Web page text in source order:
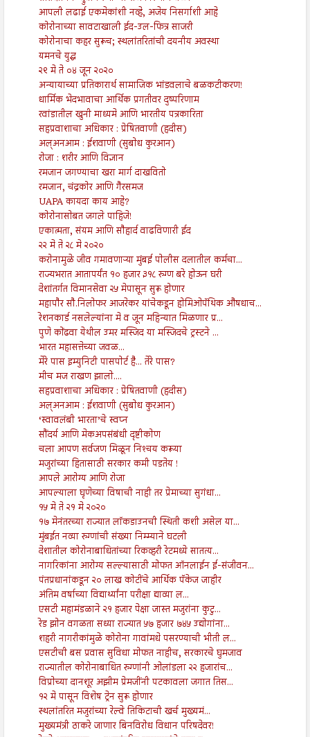
आपली लढाई एकमेकांशी नव्हे, अजेय निसर्गाशी आहे
कोरोनाच्या सावटाखाली ईद-उल-फित्र साजरी
कोरोनाचा कहर सुरूच; स्थलांतरितांची दयनीय अवस्था
यमनचे युद्ध
२९ मे ते ०४ जून २०२०
अन्यायाच्या प्रतिकारार्थ सामाजिक भांडवलाचे बळकटीकरण!
धार्मिक भेदभावाचा आर्थिक प्रगतीवर दुष्परिणाम
रवांडातील खुनी माध्यमे आणि भारतीय पत्रकारिता
सहप्रवाशाचा अधिकार : प्रेषितवाणी (हदीस)
अल्अनआम : ईशवाणी (सुबोध कुरआन)
रोजा : शरीर आणि विज्ञान
रमजान जगण्याचा खरा मार्ग दाखवितो
रमजान, चंद्रकोर आणि गैरसमज
UAPA कायदा काय आहे?
कोरोनासोबत जगले पाहिजे!
एकात्मता, संयम आणि सौहार्द वाढविणारी ईद
२२ मे ते २८ मे २०२०
करोनामुळे जीव गमावणाऱ्या मुंबई पोलीस दलातील कर्मचा...
राज्यभरात आतापर्यंत १० हजार ३१८ रुग्ण बरे होऊन घरी
देशांतर्गत विमानसेवा २५ मेपासून सुरू होणार
महापौर सौ.निलोफर आजरेकर यांचेकडून होमिओपॅथिक औषधाच...
रेशनकार्ड नसलेल्यांना मे व जून महिन्यात मिळणार प्र...
पुणे कोंढवा येथील उमर मस्जिद या मस्जिदचे ट्रस्टने ...
भारत महासत्तेच्या जवळ...
मेरे पास इम्युनिटी पासपोर्ट है... तेरे पास?
मीच मज राखण झालो....
सहप्रवाशाचा अधिकार : प्रेषितवाणी (हदीस)
अल्अनआम : ईशवाणी (सुबोध कुरआन)
‘स्वावलंबी भारता’चे स्वप्न
सौंदर्य आणि मेकअपसंबंधी दृष्टीकोण
चला आपण सर्वजण मिळून निश्‍चय करूया
मजुरांच्या हितासाठी सरकार कमी पडतेय !
आपले आरोग्य आणि रोजा
आपल्याला घृणेच्या विषाची नाही तर प्रेमाच्या सुगंधा...
१५ मे ते २१ मे २०२०
१७ मेनंतरच्या राज्यात लॉकडाउनची स्थिती कशी असेल या...
मुंबईत नव्या रुग्णांची संख्या निम्म्याने घटली
देशातील कोरोनाबाधितांच्या रिकव्हरी रेटमध्ये सातत्य...
नागरिकांना आरोग्य सल्ल्यासाठी मोफत ऑनलाईन ई-संजीवन...
पंतप्रधानांकडून २० लाख कोटींचे आर्थिक पॅकेज जाहीर
अंतिम वर्षाच्या विद्यार्थ्यांना परीक्षा द्याव्या ल...
एसटी महामंडळाने २१ हजार पेक्षा जास्त मजुरांना कुटु...
रेड झोन वगळता सध्या राज्यात ५७ हजार ७४५ उद्योगांना...
शहरी नागरीकांमुळे कोरोना गावांमधे पसरण्याची भीती ल...
एसटीची बस प्रवास सुविधा मोफत नाहीच, सरकारचे घुमजाव
राज्यातील कोरोनाबाधित रुग्णांनी ओलांडला २२ हजारांच...
विप्रोच्या दानशूर अझीम प्रेमजींनी पटकावला जगात तिस...
१२ मे पासून विशेष ट्रेन सुरू होणार
स्थलांतरित मजुरांच्या रेल्वे तिकिटाची खर्च मुख्यमं...
मुख्यमंत्री ठाकरे जाणार बिनविरोध विधान परिषदेवर!